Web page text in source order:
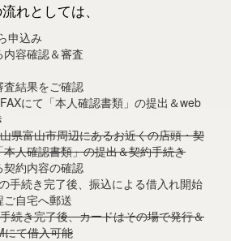
れとしては、
申込み
容確認＆審査
査結果をご確認
FAXにて「本人確認書類」の提出＆web
県富山市周辺にあるお近くの店頭・契
人確認書類」の提出＆契約手続き
契約内容の確認
手続き完了後、振込による借入れ開始
ご自宅へ郵送
続き完了後、カードはその場で発行＆
にて借入可能